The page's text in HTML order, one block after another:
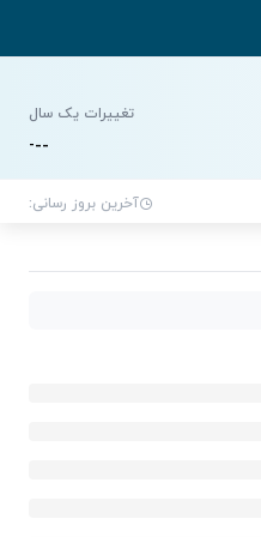
تغییرات یک سال
-
-
-
آخرین بروز رسانی: